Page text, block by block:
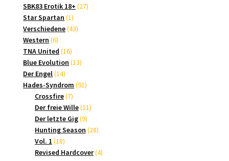
Produkte
SBK83 Erotik 18+ 2727
Star Spartan 11
Produkt
Verschiedene 4343
Western 66
Produkte
TNA United 1616
Produkte
Blue Evolution 1313
Der Engel 1414
Produkte
Hades-Syndrom 9191
Crossfire 77
Produkte
Der freie Wille 1111
Der letzte Gig 99
Produkte
Hunting Season 2828
Vol. 1 1818
Produkte
Revised Hardcover 44